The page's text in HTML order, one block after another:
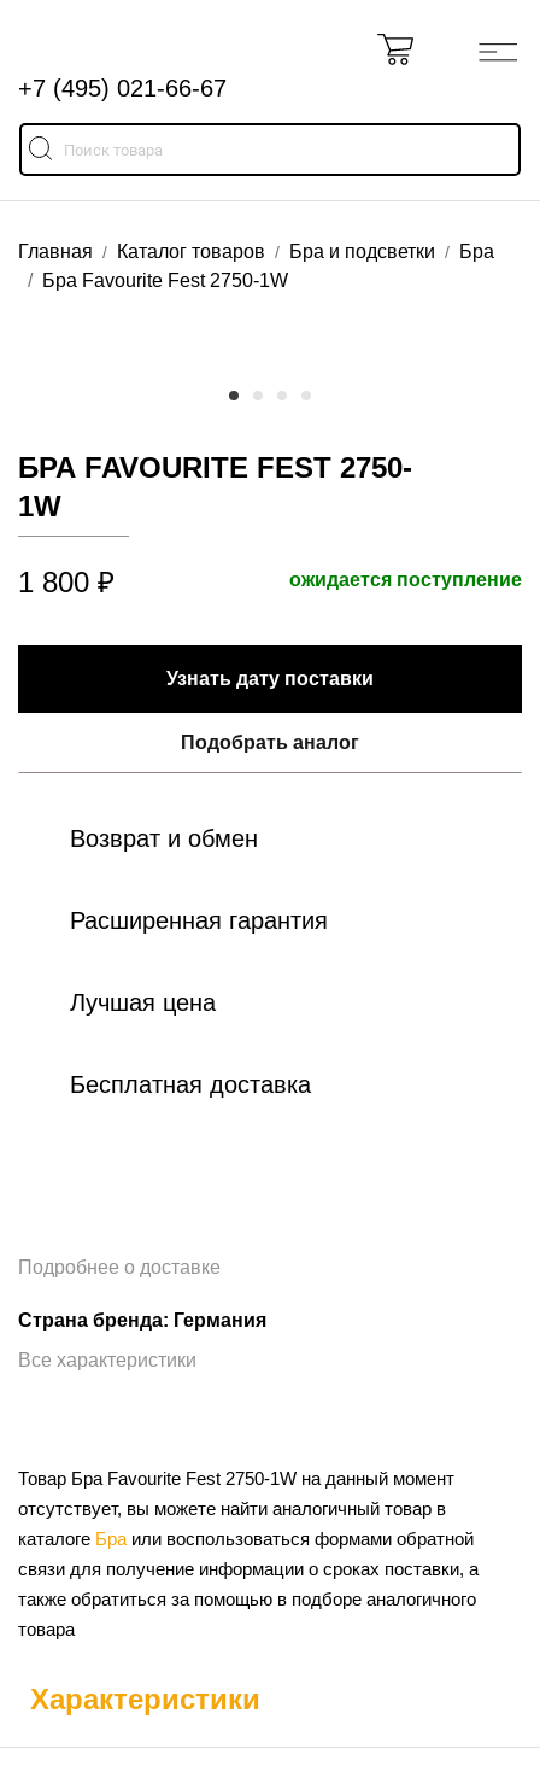
+7 (495) 021-66-67
Главная Каталог товаров Бра и подсветки
Бра
Бра Favourite Fest 2750-1W
БРА FAVOURITE FEST 2750-
1W
1 800 ₽ ожидается поступление
Узнать дату поставки
Подобрать аналог
Возврат и обмен
Расширенная гарантия
Лучшая цена
Бесплатная доставка
Подробнее о доставке
Страна бренда: Германия
Все характеристики
Товар Бра Favourite Fest 2750-1W на данный момент
отсутствует, вы можете найти аналогичный товар в
каталоге Бра или воспользоваться формами обратной
связи для получение информации о сроках поставки, а
также обратиться за помощью в подборе аналогичного
товара
Характеристики